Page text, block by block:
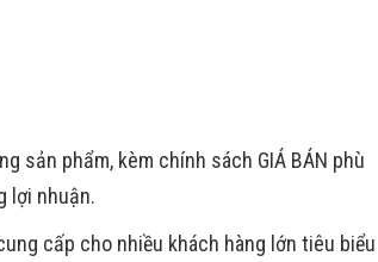
sản phẩm, kèm chính sách GIÁ BÁN phù
lợi nhuận.
cấp cho nhiều khách hàng lớn tiêu biểu